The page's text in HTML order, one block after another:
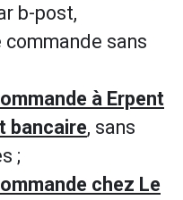
b-post,
commande sans
à Erpent
bancaire, sans
;
chez Le